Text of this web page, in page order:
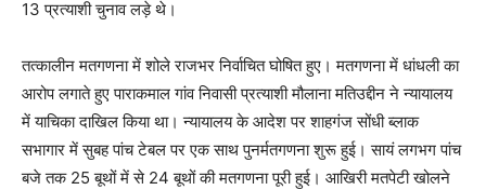
13 प्रत्याशी चुनाव लड़े थे।
तत्कालीन मतगणना में शोले राजभर निर्वाचित घोषित हुए। मतगणना में धांधली का
आरोप लगाते हुए पाराकमाल गांव निवासी प्रत्याशी मौलाना मतिउद्दीन ने न्यायालय
में याचिका दाखिल किया था। न्यायालय के आदेश पर शाहगंज सोंधी ब्लाक
सभागार में सुबह पांच टेबल पर एक साथ पुनर्मतगणना शुरू हुई। सायं लगभग पांच
बजे तक 25 बूथों में से 24 बूथों की मतगणना पूरी हुई। आखिरी मतपेटी खोलने